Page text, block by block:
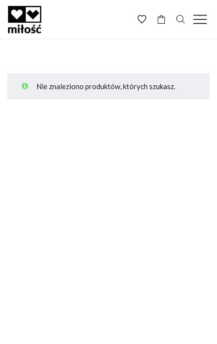
Nie znaleziono produktów, których szukasz.